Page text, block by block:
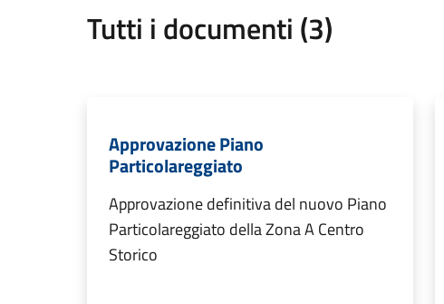
Tutti i documenti (3)
Approvazione Piano
Particolareggiato
Approvazione definitiva del nuovo Piano
Particolareggiato della Zona A Centro
Storico